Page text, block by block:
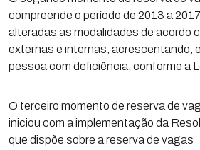
compreende o período de 2013 a
alteradas as modalidades de acordo
externas e internas, acrescentando,
pessoa com deficiência, conforme a
O terceiro momento de reserva de
iniciou com a implementação da
que dispõe sobre a reserva de vagas